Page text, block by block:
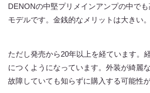
DENONの中堅プリメインアンプの中で
モデルです。金銭的なメリットは大きい。
ただし発売から20年以上を経ています。
につくようになっています。外装が綺麗
故障していても知らずに購入する可能性が